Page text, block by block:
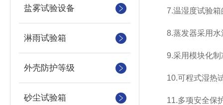
盐雾试验设备
淋雨试验箱
外壳防护等级
砂尘试验箱
7.温湿度试验箱
8.蒸发器采用水
9.采用模块化制
10.可程式湿热
11.多项安全保